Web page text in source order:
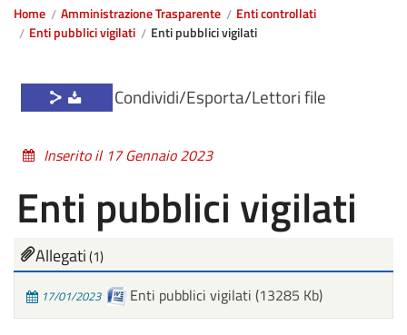
Home Amministrazione Trasparente
Enti controllati
Enti pubblici vigilati
Enti pubblici vigilati
Condividi/Esporta/Lettori file
Inserito il 17 Gennaio 2023
Enti pubblici vigilati
Allegati(1)
17/01/2023 Enti pubblici vigilati(13285 Kb)